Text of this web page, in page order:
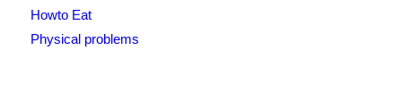
Howto Eat
Physical problems